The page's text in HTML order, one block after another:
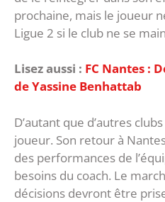
prochaine, mais le joueur
Ligue 2 si le club ne se
Lisez aussi : FC Nantes :
de Yassine Benhattab
D’autant que d’autres
joueur. Son retour à
des performances de
besoins du coach. Le
décisions devront être